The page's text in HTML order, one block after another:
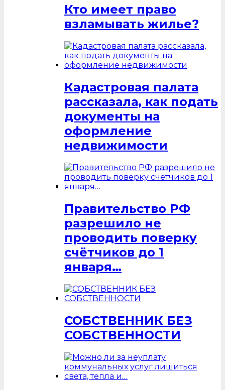
Кто имеет право
взламывать жилье?
Кадастровая палата
рассказала, как подать
документы на
оформление
недвижимости
Правительство РФ
разрешило не
проводить поверку
счётчиков до 1
января…
СОБСТВЕННИК БЕЗ
СОБСТВЕННОСТИ